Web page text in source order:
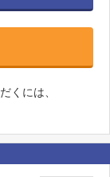
くには、